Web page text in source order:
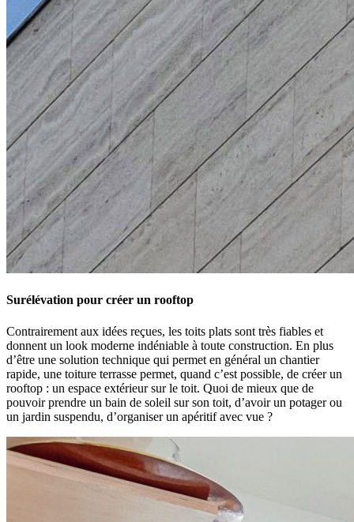
Surélévation pour créer un rooftop
Contrairement aux idées reçues, les toits plats sont très fiables et
donnent un look moderne indéniable à toute construction. En plus
d’être une solution technique qui permet en général un chantier
rapide, une toiture terrasse permet, quand c’est possible, de créer un
rooftop : un espace extérieur sur le toit. Quoi de mieux que de
pouvoir prendre un bain de soleil sur son toit, d’avoir un potager ou
un jardin suspendu, d’organiser un apéritif avec vue ?